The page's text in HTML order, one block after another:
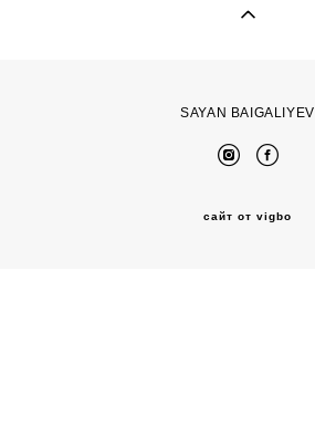
SAYAN BAIGALIYEV
сайт от vigbo